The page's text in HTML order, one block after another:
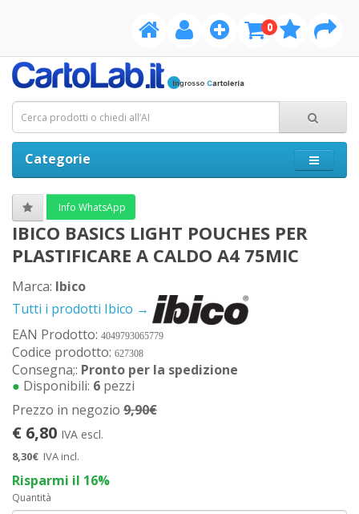
0
Categorie
Info WhatsApp
IBICO BASICS LIGHT POUCHES PER
PLASTIFICARE A CALDO A4 75MIC
Marca: Ibico
Tutti i prodotti Ibico →
EAN Prodotto: 4049793065779
Codice prodotto: 627308
Consegna;: Pronto per la spedizione
● Disponibili: 6 pezzi
Prezzo in negozio 9,90€
€ 6,80 IVA escl.
8,30€ IVA incl.
Risparmi il 16%
Quantità